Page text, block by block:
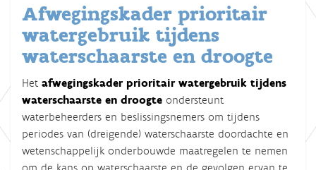
Afwegingskader prioritair
watergebruik tijdens
waterschaarste en droogte
Het afwegingskader prioritair watergebruik tijdens
waterschaarste en droogte ondersteunt
waterbeheerders en beslissingsnemers om tijdens
periodes van (dreigende) waterschaarste doordachte en
wetenschappelijk onderbouwde maatregelen te nemen
om de kans op waterschaarste en de gevolgen ervan te